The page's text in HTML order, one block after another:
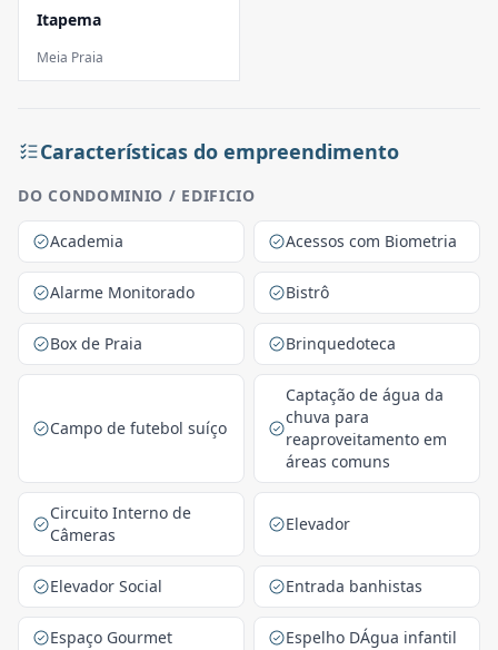
Itapema
Meia Praia
Características do empreendimento
DO CONDOMINIO / EDIFICIO
Academia Acessos com Biometria
Alarme Monitorado Bistrô
Box de Praia Brinquedoteca
Campo de futebol suíço
Captação de água da
chuva para
reaproveitamento em
áreas comuns
Circuito Interno de
Câmeras
Elevador
Elevador Social Entrada banhistas
Espaço Gourmet Espelho DÁgua infantil